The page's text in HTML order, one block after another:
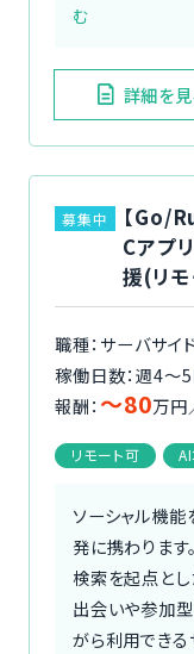
む
詳細を
募集中
【Go/
Cアプ
援(リ
職種：サーバサイ
稼働日数：週4〜
報酬： 〜80万円
リモート可
ソーシャル機能
発に携わります。
検索を起点と
出会いや参加
がら利用できる